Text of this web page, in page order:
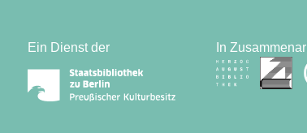
Ein Dienst der In